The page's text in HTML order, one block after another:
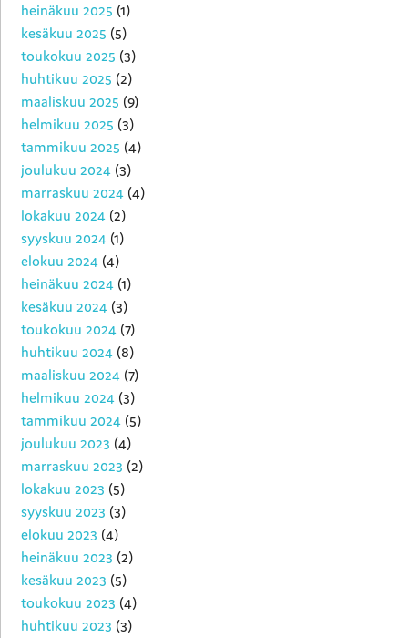
heinäkuu 2025 (1)
kesäkuu 2025 (5)
toukokuu 2025 (3)
huhtikuu 2025 (2)
maaliskuu 2025 (9)
helmikuu 2025 (3)
tammikuu 2025 (4)
joulukuu 2024 (3)
marraskuu 2024 (4)
lokakuu 2024 (2)
syyskuu 2024 (1)
elokuu 2024 (4)
heinäkuu 2024 (1)
kesäkuu 2024 (3)
toukokuu 2024 (7)
huhtikuu 2024 (8)
maaliskuu 2024 (7)
helmikuu 2024 (3)
tammikuu 2024 (5)
joulukuu 2023 (4)
marraskuu 2023 (2)
lokakuu 2023 (5)
syyskuu 2023 (3)
elokuu 2023 (4)
heinäkuu 2023 (2)
kesäkuu 2023 (5)
toukokuu 2023 (4)
huhtikuu 2023 (3)